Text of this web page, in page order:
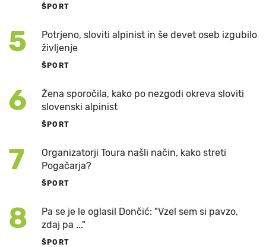
ŠPORT
5
Potrjeno, sloviti alpinist in še devet oseb izgubilo
življenje
ŠPORT
6
Žena sporočila, kako po nezgodi okreva sloviti
slovenski alpinist
ŠPORT
7
Organizatorji Toura našli način, kako streti
Pogačarja?
ŠPORT
8
Pa se je le oglasil Dončić: "Vzel sem si pavzo,
zdaj pa ..."
ŠPORT